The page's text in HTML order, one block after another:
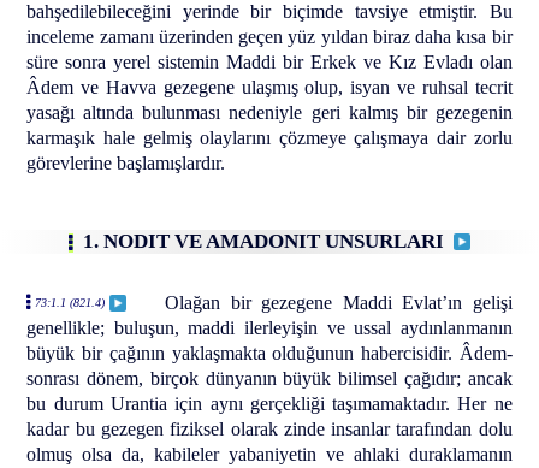
bahşedilebileceğini yerinde bir biçimde tavsiye etmiştir. Bu
inceleme zamanı üzerinden geçen yüz yıldan biraz daha kısa bir
süre sonra yerel sistemin Maddi bir Erkek ve Kız Evladı olan
Âdem ve Havva gezegene ulaşmış olup, isyan ve ruhsal tecrit
yasağı altında bulunması nedeniyle geri kalmış bir gezegenin
karmaşık hale gelmiş olaylarını çözmeye çalışmaya dair zorlu
görevlerine başlamışlardır.
1. NODIT VE AMADONIT UNSURLARI
73:1.1 (821.4)
Olağan bir gezegene Maddi Evlat’ın gelişi
genellikle; buluşun, maddi ilerleyişin ve ussal aydınlanmanın
büyük bir çağının yaklaşmakta olduğunun habercisidir. Âdem-
sonrası dönem, birçok dünyanın büyük bilimsel çağıdır; ancak
bu durum Urantia için aynı gerçekliği taşımamaktadır. Her ne
kadar bu gezegen fiziksel olarak zinde insanlar tarafından dolu
olmuş olsa da, kabileler yabaniyetin ve ahlaki duraklamanın